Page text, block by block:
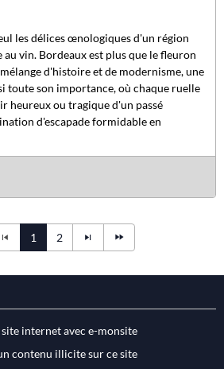
les délices œnologiques d'un région
vin. Bordeaux est plus que le fleuron
d'histoire et de modernisme, une
toute son importance, où chaque ruelle
heureux ou tragique d'un passé
d'escapade formidable en
1 2
internet avec e-monsite
contenu illicite sur ce site